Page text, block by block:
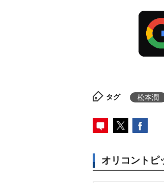
タグ 松本潤
オリコントピ